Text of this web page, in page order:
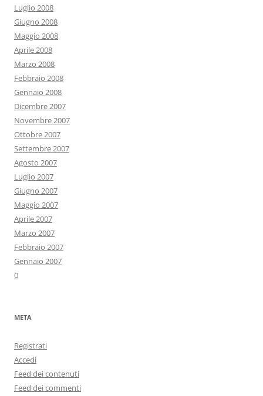
Luglio 2008
Giugno 2008
Maggio 2008
Aprile 2008
Marzo 2008
Febbraio 2008
Gennaio 2008
Dicembre 2007
Novembre 2007
Ottobre 2007
Settembre 2007
Agosto 2007
Luglio 2007
Giugno 2007
Maggio 2007
Aprile 2007
Marzo 2007
Febbraio 2007
Gennaio 2007
0
META
Registrati
Accedi
Feed dei contenuti
Feed dei commenti